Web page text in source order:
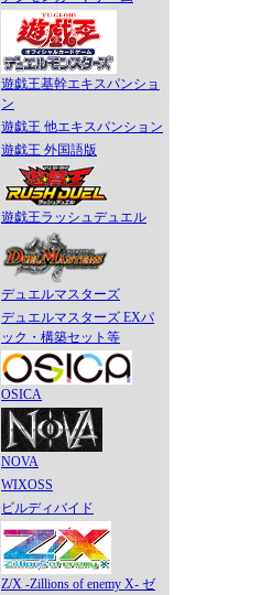
遊戯王基幹エキスパンショ
ン
遊戯王 他エキスパンション
遊戯王 外国語版
遊戯王ラッシュデュエル
デュエルマスターズ
デュエルマスターズ EXパ
ック・構築セット等
OSICA
NOVA
WIXOSS
ビルディバイド
Z/X -Zillions of enemy X- ゼ